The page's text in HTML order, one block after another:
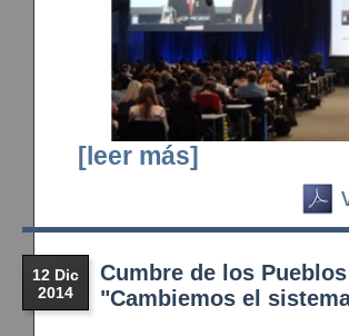
[leer más]
12 Dic
2014
Cumbre de los
"Cambiemos el